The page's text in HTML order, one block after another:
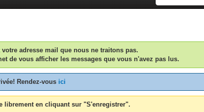
adresse mail que nous ne traitons pas.
de vous afficher les messages que vous n'avez pas lus.
Rendez-vous ici
librement en cliquant sur "S'enregistrer".